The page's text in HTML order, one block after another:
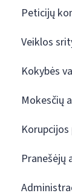
Peticijų
Veiklos
Kokybės
Mokesčių
Pranešėjų